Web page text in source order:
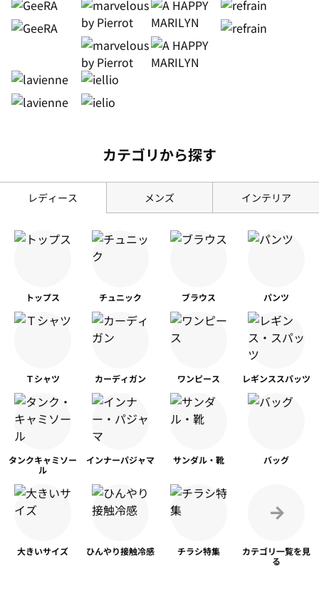
カテゴリから探す
レディース メンズ インテリア
トップス チュニック ブラウス パンツ
Ｔシャツ カーディガン ワンピース レギンススパッツ
タンクキャミソー
ル
インナーパジャマ サンダル・靴 バッグ
大きいサイズ ひんやり接触冷感 チラシ特集 カテゴリ一覧を見
る